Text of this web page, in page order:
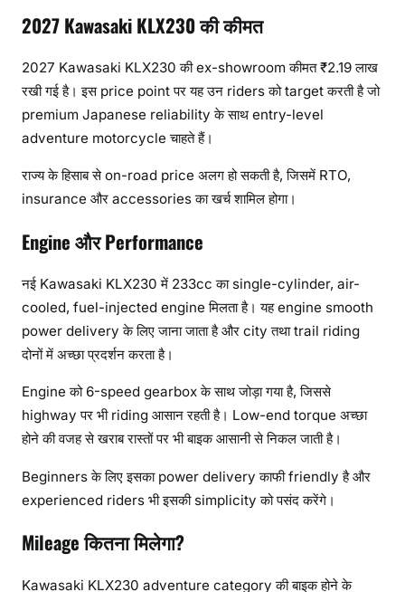
2027 Kawasaki KLX230 की कीमत
2027 Kawasaki KLX230 की ex-showroom कीमत ₹2.19 लाख
रखी गई है। इस price point पर यह उन riders को target करती है जो
premium Japanese reliability के साथ entry-level
adventure motorcycle चाहते हैं।
राज्य के हिसाब से on-road price अलग हो सकती है, जिसमें RTO,
insurance और accessories का खर्च शामिल होगा।
Engine और Performance
नई Kawasaki KLX230 में 233cc का single-cylinder, air-
cooled, fuel-injected engine मिलता है। यह engine smooth
power delivery के लिए जाना जाता है और city तथा trail riding
दोनों में अच्छा प्रदर्शन करता है।
Engine को 6-speed gearbox के साथ जोड़ा गया है, जिससे
highway पर भी riding आसान रहती है। Low-end torque अच्छा
होने की वजह से खराब रास्तों पर भी बाइक आसानी से निकल जाती है।
Beginners के लिए इसका power delivery काफी friendly है और
experienced riders भी इसकी simplicity को पसंद करेंगे।
Mileage कितना मिलेगा?
Kawasaki KLX230 adventure category की बाइक होने के